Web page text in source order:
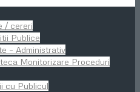
/ cereri
Publice
– Administrativ
Monitorizare Proceduri
cu Publicul